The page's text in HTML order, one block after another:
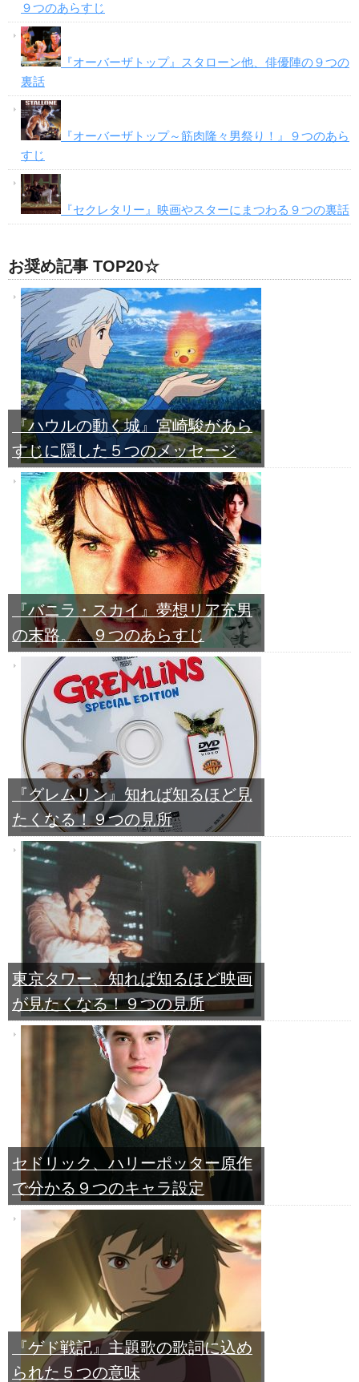
９つのあらすじ
『オーバーザトップ』スタローン他、俳優陣の９つの
裏話
『オーバーザトップ～筋肉隆々男祭り！』９つのあら
すじ
『セクレタリー』映画やスターにまつわる９つの裏話
お奨め記事 TOP20☆
『ハウルの動く城』宮崎駿があら
すじに隠した５つのメッセージ
『バニラ・スカイ』夢想リア充男
の末路。。９つのあらすじ
『グレムリン』知れば知るほど見
たくなる！９つの見所
東京タワー、知れば知るほど映画
が見たくなる！９つの見所
セドリック、ハリーポッター原作
で分かる９つのキャラ設定
『ゲド戦記』主題歌の歌詞に込め
られた５つの意味